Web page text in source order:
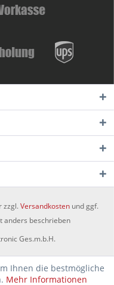
zzgl.Versandkosten und ggf.
anders beschrieben
Ges.m.b.H.
Ihnen die bestmögliche
Mehr Informationen